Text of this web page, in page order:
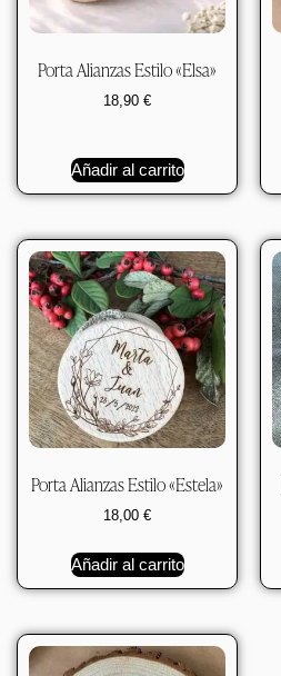
Porta Alianzas Estilo «Elsa»
18,90 €
Añadir al carrito
Porta Alianzas Estilo «Estela»
18,00 €
Añadir al carrito